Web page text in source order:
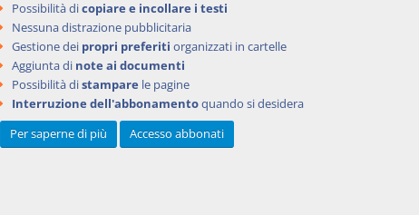
Possibilità dicopiare e incollare i testi
Nessuna distrazione pubblicitaria
Gestione dei propri preferiti organizzati in cartelle
Aggiunta di note ai documenti
Possibilità distampare le pagine
Interruzione dell'abbonamentoquando si desidera
Per saperne di più
Accesso abbonati